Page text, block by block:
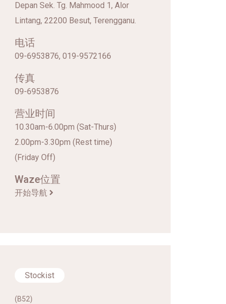
Depan Sek. Tg. Mahmood 1, Alor
Lintang, 22200 Besut, Terengganu.
电话
09-6953876, 019-9572166
传真
09-6953876
营业时间
10.30am-6.00pm (Sat-Thurs)
2.00pm-3.30pm (Rest time)
(Friday Off)
Waze位置
开始导航
Stockist
(B52)